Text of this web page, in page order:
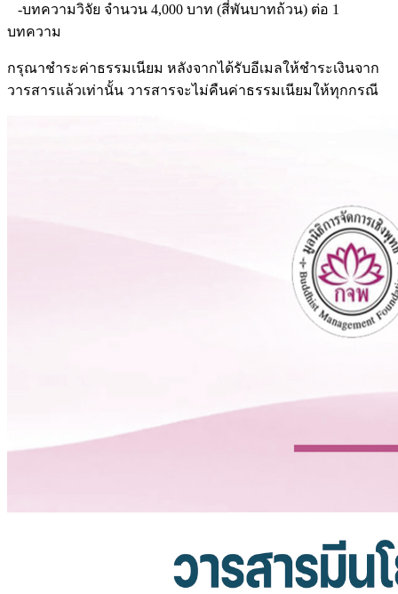
-บทความวิจัย จำนวน 4,000 บาท (สี่พันบาทถ้วน) ต่อ 1
บทความ
กรุณาชำระค่าธรรมเนียม หลังจากได้รับอีเมลให้ชำระเงินจาก
วารสารแล้วเท่านั้น วารสารจะไม่คืนค่าธรรมเนียมให้ทุกกรณี